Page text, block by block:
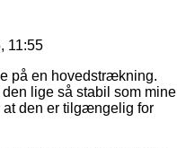
11:55
på en hovedstrækning.
lige så stabil som mine
at den er tilgængelig for